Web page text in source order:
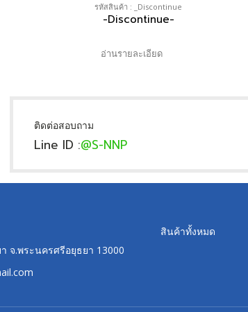
รหัสสินค้า : _Discontinue
-Discontinue-
อ่านรายละเอียด
ติดต่อสอบถาม
Line ID :@S-NNP
จ.พระนครศรีอยุธยา 13000
สินค้าทั้งหมด